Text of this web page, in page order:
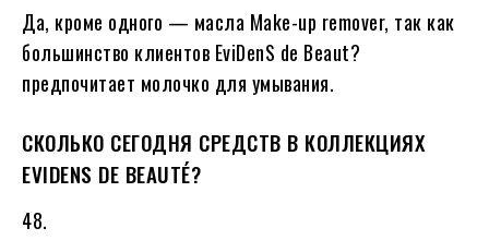
Да, кроме одного — масла Make-up remover, так как
большинство клиентов EviDenS de Beaut?
предпочитает молочко для умывания.
СКОЛЬКО СЕГОДНЯ СРЕДСТВ В КОЛЛЕКЦИЯХ
EVIDENS DE BEAUTÉ?
48.